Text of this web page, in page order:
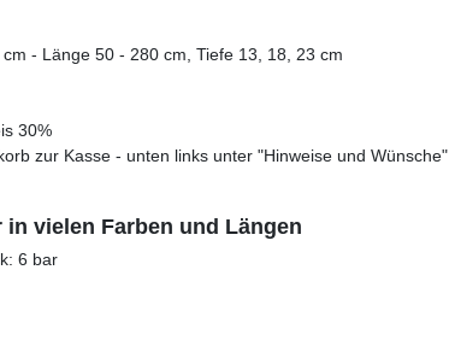
- Länge 50 - 280 cm, Tiefe 13, 18, 23 cm
30%
zur Kasse - unten links unter "Hinweise und Wünsche"
vielen Farben und Längen
6 bar